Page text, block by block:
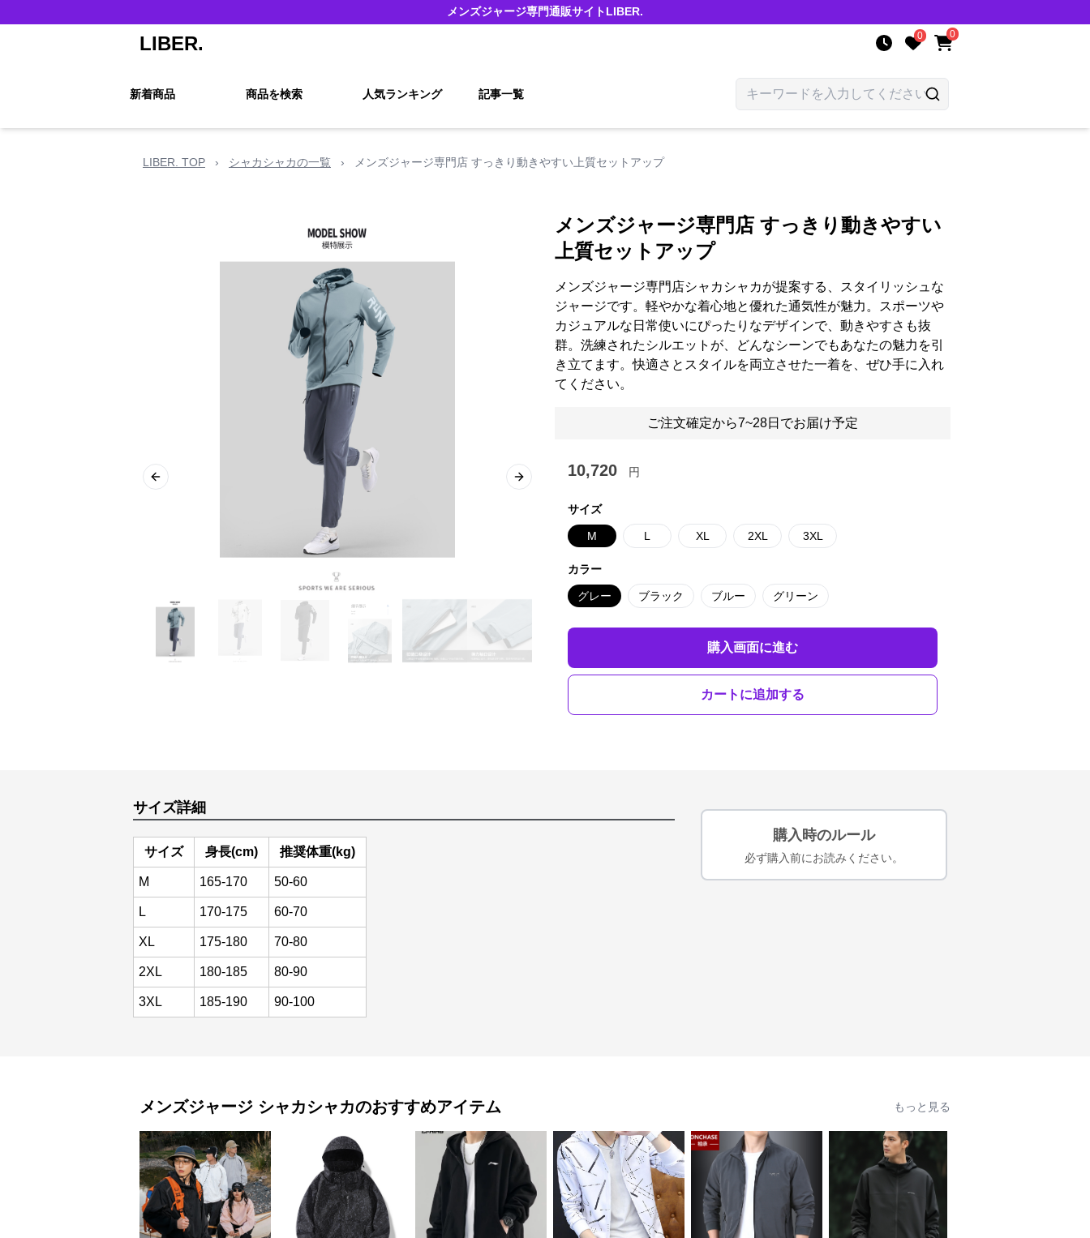
メンズジャージ専門通販サイトLIBER.
LIBER. 0 0
新着商品 商品を検索 人気ランキング 記事一覧
LIBER. TOP › シャカシャカの一覧 › メンズジャージ専門店 すっきり動きやすい上質セットアップ
Previous slide Next slide
メンズジャージ専門店 すっきり動きやすい
上質セットアップ
メンズジャージ専門店シャカシャカが提案する、スタイリッシュな
ジャージです。軽やかな着心地と優れた通気性が魅力。スポーツや
カジュアルな日常使いにぴったりなデザインで、動きやすさも抜
群。洗練されたシルエットが、どんなシーンでもあなたの魅力を引
き立てます。快適さとスタイルを両立させた一着を、ぜひ手に入れ
てください。
ご注文確定から7~28日でお届け予定
10,720 円
サイズ
M L XL 2XL 3XL
カラー
グレー ブラック ブルー グリーン
購入画面に進む
カートに追加する
サイズ詳細
サイズ 身長(cm) 推奨体重(kg)
M 165-170 50-60
L 170-175 60-70
XL 175-180 70-80
2XL 180-185 80-90
3XL 185-190 90-100
購入時のルール
必ず購入前にお読みください。
メンズジャージ シャカシャカのおすすめアイテム もっと見る